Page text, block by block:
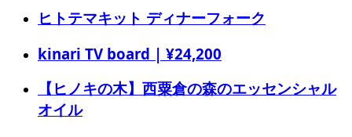
ヒトテマキット ディナーフォーク
kinari TV board | ¥24,200
【ヒノキの木】西粟倉の森のエッセンシャル
オイル